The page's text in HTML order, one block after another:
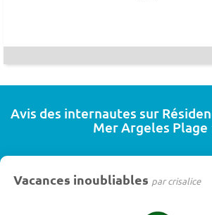
Avis des internautes sur
Mer Argeles
Vacances inoubliables par crisalice